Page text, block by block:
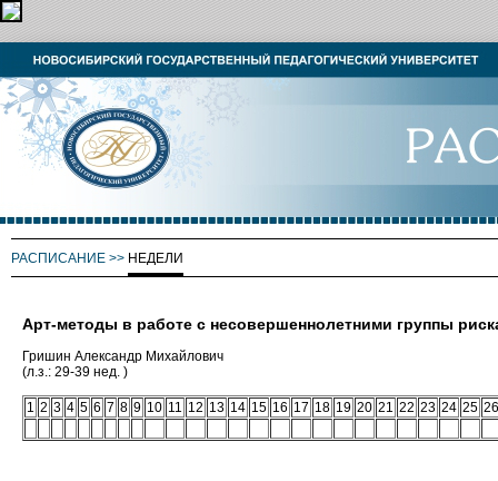
РАСПИСАНИЕ >> НЕДЕЛИ
Арт-методы в работе с несовершеннолетними группы
Гришин Александр Михайлович
(л.з.: 29-39 нед. )
1 2 3 4 5 6 7 8 9 10 11 12 13 14 15 16 17 18 19 20 21 22 23 24 25 26